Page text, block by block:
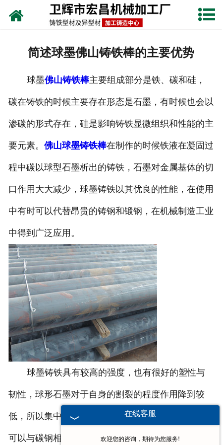
网站首页
生产设备
联系我们
简述球墨佛山铸铁棒的主要优势
球墨佛山铸铁棒主要组成部分是铁、碳和硅，
碳在铸铁的时候主要存在形态是石墨，有时候也会以
渗碳的形式存在，硅是影响铸铁显微组织和性能的主
要元素。 佛山球墨铸铁棒在制作的时候铁液在凝固过
程中碳以球型石墨析出的铸铁，石墨对金属基体的切
口作用大大减少，球墨铸铁以其优良的性能，在使用
中有时可以代替昂贵的铸钢和锻钢，在机械制造工业
中得到广泛应用。
球墨铸铁具有较高的强度，也有很好的塑性与
韧性，球形石墨对于自身的割裂的程度作用降到较
低，所以集中力较小，强度就会相较于强很高，甚至
可以与碳钢相媲美。球墨铸铁棒可以用来制作一些要
在线客服
欢迎您的咨询，期待为您服务!